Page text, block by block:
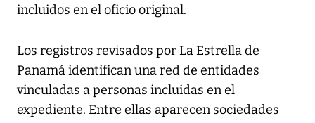
incluidos en el oficio original.
Los registros revisados por La Estrella de
Panamá identifican una red de entidades
vinculadas a personas incluidas en el
expediente. Entre ellas aparecen sociedades